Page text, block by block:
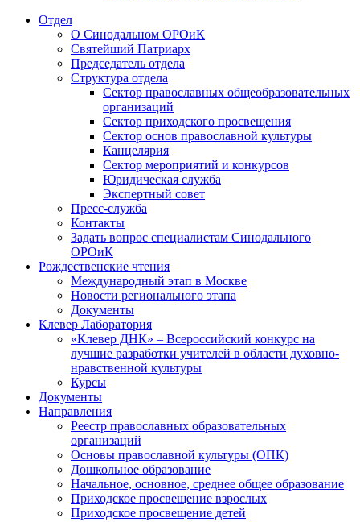
Отдел
О Синодальном ОРОиК
Святейший Патриарх
Председатель отдела
Структура отдела
Сектор православных общеобразовательных
организаций
Сектор приходского просвещения
Сектор основ православной культуры
Канцелярия
Сектор мероприятий и конкурсов
Юридическая служба
Экспертный совет
Пресс-служба
Контакты
Задать вопрос специалистам Синодального
ОРОиК
Рождественские чтения
Международный этап в Москве
Новости регионального этапа
Документы
Клевер Лаборатория
«Клевер ДНК» – Всероссийский конкурс на
лучшие разработки учителей в области духовно-
нравственной культуры
Курсы
Документы
Направления
Реестр православных образовательных
организаций
Основы православной культуры (ОПК)
Дошкольное образование
Начальное, основное, среднее общее образование
Приходское просвещение взрослых
Приходское просвещение детей